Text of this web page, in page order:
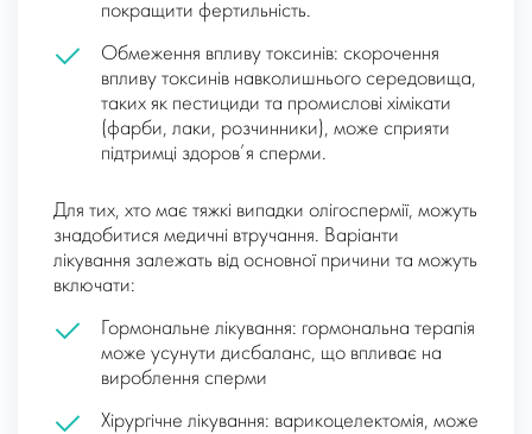
покращити фертильність.
Обмеження впливу токсинів: скорочення
впливу токсинів навколишнього середовища,
таких як пестициди та промислові хімікати
(фарби, лаки, розчинники), може сприяти
підтримці здоров’я сперми.
Для тих, хто має тяжкі випадки олігоспермії, можуть
знадобитися медичні втручання. Варіанти
лікування залежать від основної причини та можуть
включати:
Гормональне лікування: гормональна терапія
може усунути дисбаланс, що впливає на
вироблення сперми
Хірургічне лікування: варикоцелектомія, може